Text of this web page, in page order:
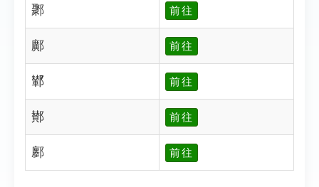
鄹 前往
鄺 前往
鄻 前往
鄼 前往
鄽 前往